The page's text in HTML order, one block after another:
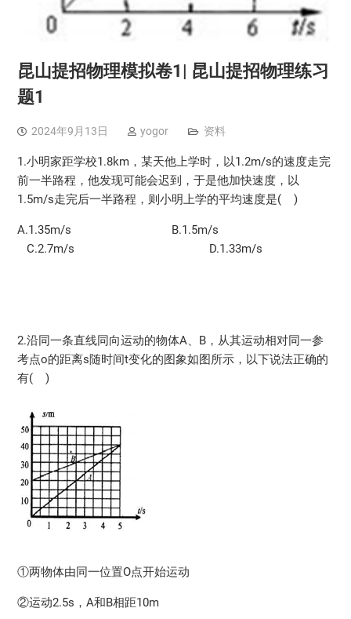
昆山提招物理模拟卷1| 昆山提招物理练习
题1
2024年9月13日 yogor 资料
1.小明家距学校1.8km，某天他上学时，以1.2m/s的速度走完
前一半路程，他发现可能会迟到，于是他加快速度，以
1.5m/s走完后一半路程，则小明上学的平均速度是( )
A.1.35m/s B.1.5m/s
C.2.7m/s D.1.33m/s
2.沿同一条直线同向运动的物体A、B，从其运动相对同一参
考点o的距离s随时间t变化的图象如图所示，以下说法正确的
有( )
①两物体由同一位置O点开始运动
②运动2.5s，A和B相距10m